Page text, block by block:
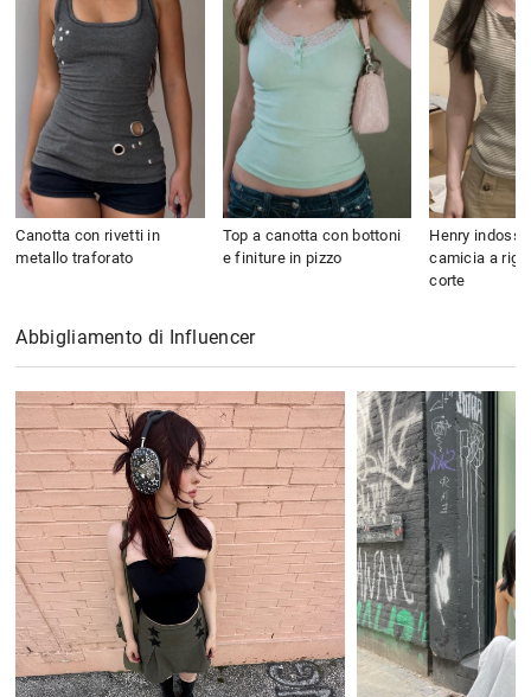
Canotta con rivetti in
metallo traforato
Top a canotta con bottoni
e finiture in pizzo
Henry
camicia a
corte
Abbigliamento di Influencer